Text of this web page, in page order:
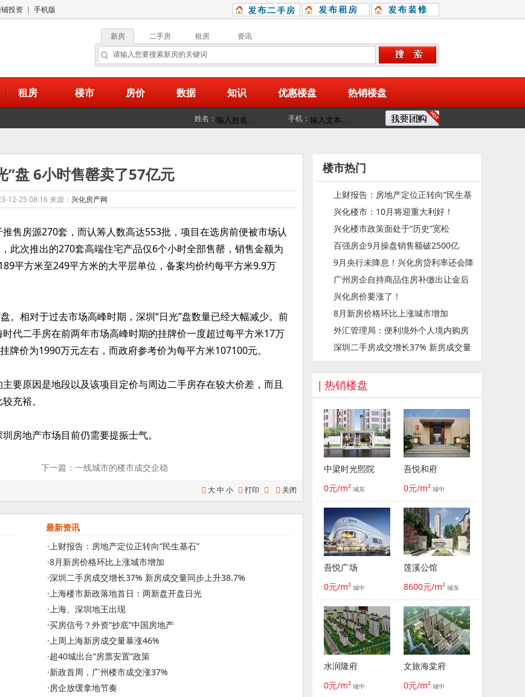
投资 ｜ 手机版
新房 二手房 租房 资讯
租房 楼市 房价 数据 知识 优惠楼盘 热销楼盘
姓名： 手机：
”盘 6小时售罄卖了57亿元
12-25 08:16 来源： 兴化房产网
售房源270套，而认筹人数高达553批，项目在选房前便被市场认
此次推出的270套高端住宅产品仅6个小时全部售罄，销售金额为
平方米至249平方米的大平层单位，备案均价约每平方米9.9万
。相对于过去市场高峰时期，深圳“日光”盘数量已经大幅减少。前
代二手房在前两年市场高峰时期的挂牌价一度超过每平方米17万
价为1990万元左右，而政府参考价为每平方米107100元。
要原因是地段以及该项目定价与周边二手房存在较大价差，而且
充裕。
房地产市场目前仍需要提振士气。
下一篇：一线城市的楼市成交企稳
 大中 小  打印   关闭
最新资讯
·上财报告：房地产定位正转向“民生基石”
·8月新房价格环比上涨城市增加
·深圳二手房成交增长37% 新房成交量同步上升38.7%
·上海楼市新政落地首日：两新盘开盘日光
·上海、深圳地王出现
·买房信号？外资“抄底”中国房地产
·上周上海新房成交量暴涨46%
·超40城出台“房票安置”政策
·新政首周，广州楼市成交涨37%
·房企放缓拿地节奏
楼市热门
上财报告：房地产定位正转向“民生基
石”
兴化楼市：10月将迎重大利好！
兴化楼市政策面处于“历史”宽松
百强房企9月操盘销售额破2500亿
9月央行未降息！兴化房贷利率还会降
吗？
广州房企自持商品住房补缴出让金后
可转为可售入市
兴化房价要涨了！
8月新房价格环比上涨城市增加
外汇管理局：便利境外个人境内购房
结汇支付
深圳二手房成交增长37% 新房成交量
| 热销楼盘
中梁时光熙院
0元/m² 城东
吾悦和府
0元/m² 城中
吾悦广场
0元/m² 城中
莲溪公馆
8600元/m² 城东
水润隆府
0元/m² 城中
文旅海棠府
0元/m² 城中